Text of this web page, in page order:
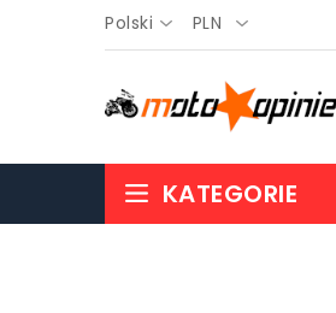
Polski PLN
KATEGORIE